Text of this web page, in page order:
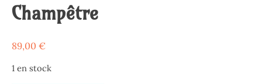
Champêtre
89,00 €
1 en stock